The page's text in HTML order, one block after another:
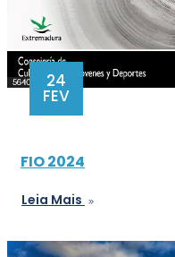
24
FEV
FIO 2024
Leia Mais